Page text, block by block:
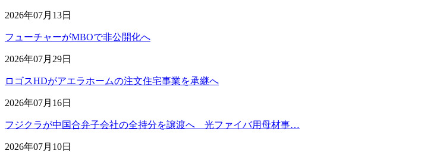
2026年07月13日
フューチャーがMBOで非公開化へ
2026年07月29日
ロゴスHDがアエラホームの注文住宅事業を承継へ
2026年07月16日
フジクラが中国合弁子会社の全持分を譲渡へ 光ファイバ用母材事…
2026年07月10日